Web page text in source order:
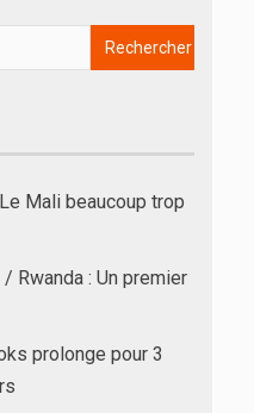
Mali beaucoup trop
Rwanda : Un premier
prolonge pour 3